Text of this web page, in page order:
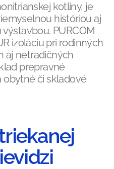
kotliny, je
históriou aj
PURCOM
izoláciu pri rodinných
aj netradičných
prepravné
obytné či skladové